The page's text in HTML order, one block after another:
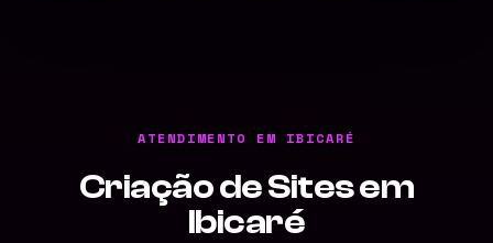
ATENDIMENTO EM IBICARÉ
Criação de Sites em
Ibicaré